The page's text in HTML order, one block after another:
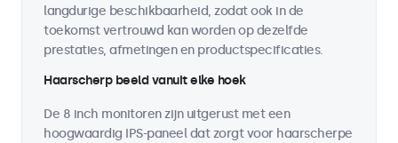
langdurige beschikbaarheid, zodat ook in de
toekomst vertrouwd kan worden op dezelfde
prestaties, afmetingen en productspecificaties.
Haarscherp beeld vanuit elke hoek
De 8 inch monitoren zijn uitgerust met een
hoogwaardig IPS-paneel dat zorgt voor haarscherpe